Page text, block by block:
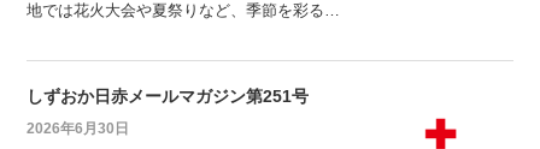
地では花火大会や夏祭りなど、季節を彩るイ
して、ご家族やご友人との時間を楽しむ方も
多いのではないでしょうか。 毎日厳しい暑
しずおか日赤メールマガジン第251号
2026年6月30日